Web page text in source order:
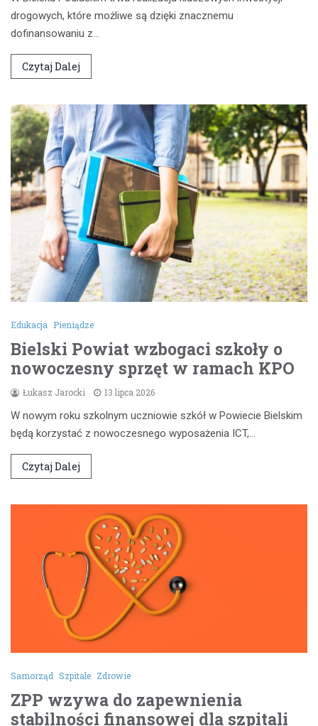
drogowych, które możliwe są dzięki znacznemu
dofinansowaniu z…
Czytaj Dalej
Edukacja Pieniądze
Bielski Powiat wzbogaci szkoły o
nowoczesny sprzęt w ramach KPO
Łukasz Jarocki 13 lipca 2026
W nowym roku szkolnym uczniowie szkół w Powiecie Bielskim
będą korzystać z nowoczesnego wyposażenia ICT,…
Czytaj Dalej
Samorząd Szpitale Zdrowie
ZPP wzywa do zapewnienia
stabilności finansowej dla szpitali